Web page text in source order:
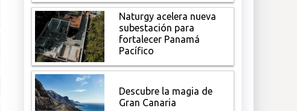
Naturgy acelera nueva
subestación para
fortalecer Panamá
Pacífico
Descubre la magia de
Gran Canaria